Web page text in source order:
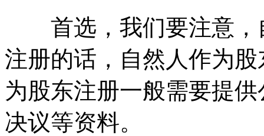
首选，我们要注意，
注册的话，自然人作为
为股东注册一般需要提
决议等资料。